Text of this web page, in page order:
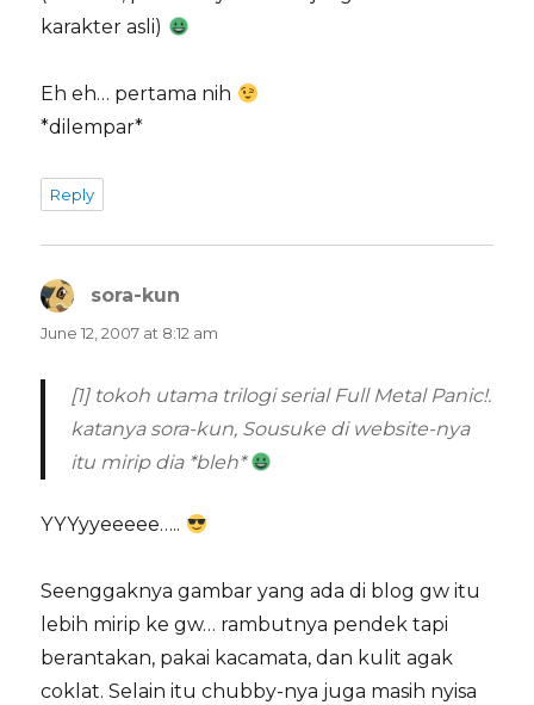
karakter asli)
Eh eh… pertama nih
*dilempar*
Reply
sora-kun
June 12, 2007 at 8:12 am
[1] tokoh utama trilogi serial Full Metal Panic!.
katanya sora-kun, Sousuke di website-nya
itu mirip dia *bleh*
YYYyyeeeee…..
Seenggaknya gambar yang ada di blog gw itu
lebih mirip ke gw… rambutnya pendek tapi
berantakan, pakai kacamata, dan kulit agak
coklat. Selain itu chubby-nya juga masih nyisa